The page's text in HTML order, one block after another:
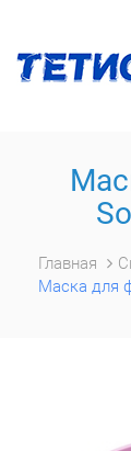
Главная
Маска для